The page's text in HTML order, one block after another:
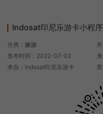
Indosat印尼乐游卡小程
分类： 旅游
发布时间：2022-07-02
来自：Indosat印尼乐游卡